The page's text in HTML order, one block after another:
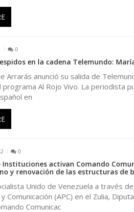
0
en la cadena Telemundo:
Arrarás anunció su salida de
programa Al Rojo Vivo. La periodista
en
0
Instituciones activan Comando
y renovación de las estructuras de
Unido de Venezuela a través
Comunicación (APC) en el Zulia,
Comunicac